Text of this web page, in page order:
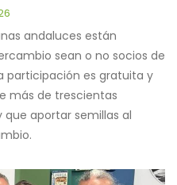
andaluces están
sean o no socios de
participación es gratuita y
más de trescientas
aportar semillas al